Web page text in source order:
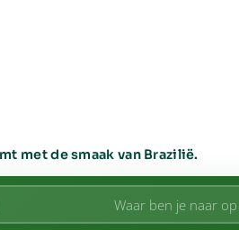
met de smaak van Brazilië.